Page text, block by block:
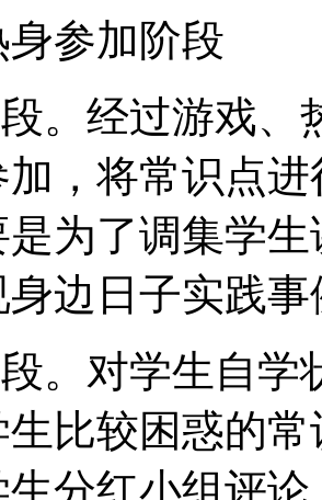
身参加阶段
。经过游戏
加，将常识点
为了调集学
边日子实践事
。对学生自
比较困惑的
生分红小组评